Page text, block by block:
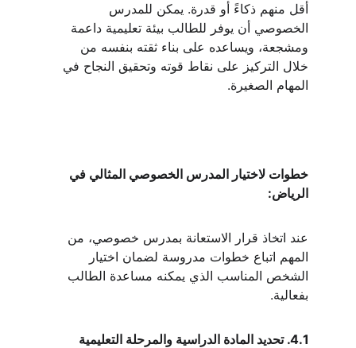
أقل منهم ذكاءً أو قدرة. يمكن للمدرس
الخصوصي أن يوفر للطالب بيئة تعليمية داعمة
ومشجعة، ويساعده على بناء ثقته بنفسه من
خلال التركيز على نقاط قوته وتحقيق النجاح في
المهام الصغيرة.
خطوات لاختيار المدرس الخصوصي المثالي في
الرياض:
عند اتخاذ قرار الاستعانة بمدرس خصوصي، من
المهم اتباع خطوات مدروسة لضمان اختيار
الشخص المناسب الذي يمكنه مساعدة الطالب
بفعالية.
4.1. تحديد المادة الدراسية والمرحلة التعليمية